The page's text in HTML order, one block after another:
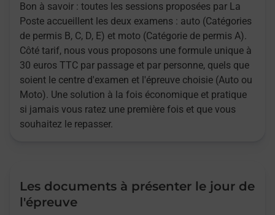
Bon à savoir : toutes les sessions proposées par La
Poste accueillent les deux examens : auto (Catégories
de permis B, C, D, E) et moto (Catégorie de permis A).
Côté tarif, nous vous proposons une formule unique à
30 euros TTC par passage et par personne, quels que
soient le centre d'examen et l'épreuve choisie (Auto ou
Moto). Une solution à la fois économique et pratique
si jamais vous ratez une première fois et que vous
souhaitez le repasser.
Les documents à présenter le jour de
l'épreuve